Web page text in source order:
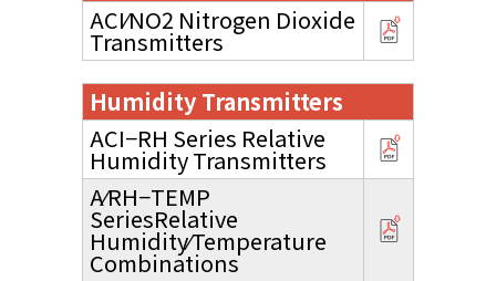
ACI⁄NO2 Nitrogen Dioxide
Transmitters
Humidity Transmitters
ACI−RH Series Relative
Humidity Transmitters
A⁄RH−TEMP
SeriesRelative
Humidity⁄Temperature
Combinations